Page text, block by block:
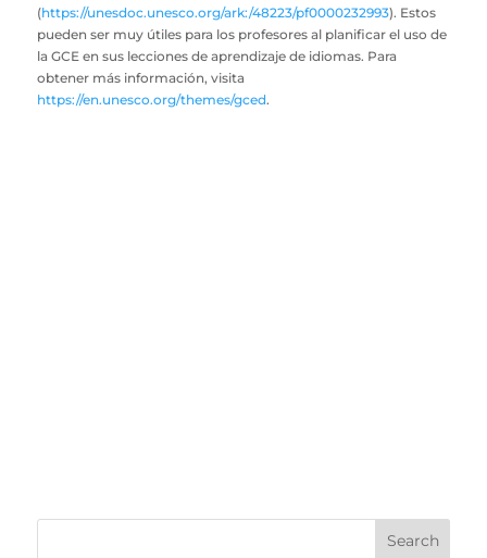
(https://unesdoc.unesco.org/ark:/48223/pf0000232993). Estos
pueden ser muy útiles para los profesores al planificar el uso de
la GCE en sus lecciones de aprendizaje de idiomas. Para
obtener más información, visita
https://en.unesco.org/themes/gced.